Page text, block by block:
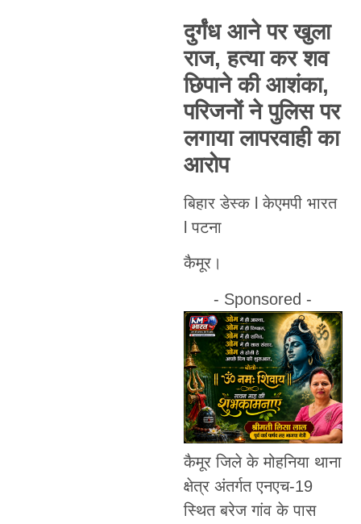
दुर्गंध आने पर खुला
राज, हत्या कर शव
छिपाने की आशंका,
परिजनों ने पुलिस पर
लगाया लापरवाही का
आरोप
बिहार डेस्क l केएमपी भारत
l पटना
कैमूर।
- Sponsored -
कैमूर जिले के मोहनिया थाना
क्षेत्र अंतर्गत एनएच-19
स्थित बरेज गांव के पास